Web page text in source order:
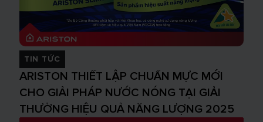
TIN TỨC
ARISTON THIẾT LẬP CHUẨN MỰC MỚI
CHO GIẢI PHÁP NƯỚC NÓNG TẠI GIẢI
THƯỞNG HIỆU QUẢ NĂNG LƯỢNG 2025